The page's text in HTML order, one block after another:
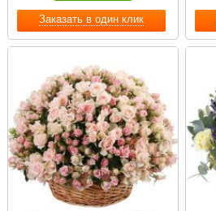
Заказать в один клик